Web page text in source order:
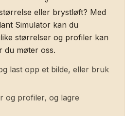
eller brystløft? Med
Simulator kan du
størrelser og profiler kan
du møter oss.
last opp et bilde, eller bruk
og profiler, og lagre